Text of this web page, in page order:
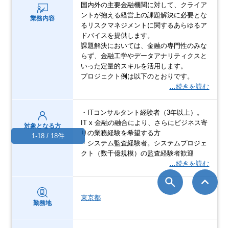
業務内容
国内外の主要金融機関に対して、クライア
ントが抱える経営上の課題解決に必要とな
るリスクマネジメントに関するあらゆるア
ドバイスを提供します。
課題解決においては、金融の専門性のみな
らず、金融工学やデータアナリティクスと
いった定量的スキルを活用します。
プロジェクト例は以下のとおりです。
…続きを読む
対象となる方
・ITコンサルタント経験者（3年以上）。
IT x 金融の融合により、さらにビジネス寄
りの業務経験を希望する方
・システム監査経験者。システムプロジェ
クト（数千億規模）の監査経験者歓迎
…続きを読む
勤務地
東京都
1-18 / 18件